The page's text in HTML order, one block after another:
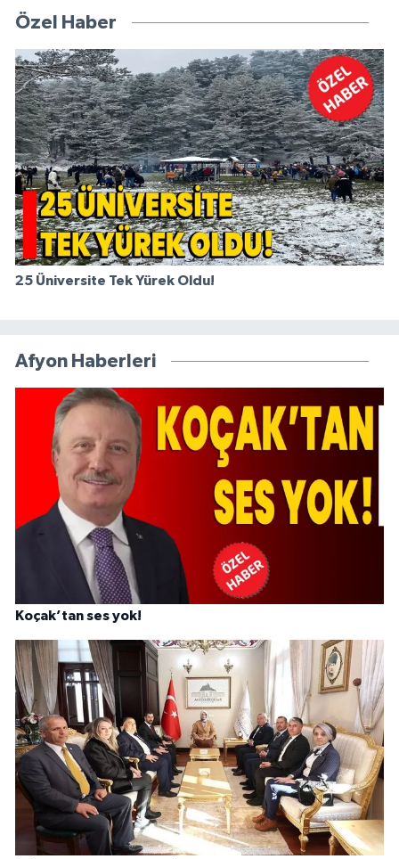
Özel Haber
25 Üniversite Tek Yürek Oldu!
Afyon Haberleri
Koçak’tan ses yok!